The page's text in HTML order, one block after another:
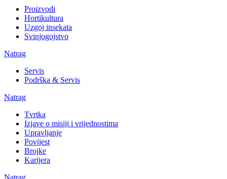
Proizvodi
Hortikultura
Uzgoj insekata
Svinjogojstvo
Natrag
Servis
Podrška & Servis
Natrag
Tvrtka
Izjave o misiji i vrijednostima
Upravljanje
Povijest
Brojke
Karijera
Natrag